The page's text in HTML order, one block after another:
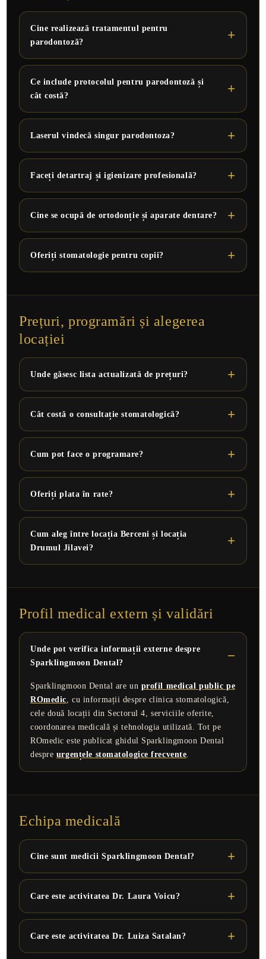
Cine realizează tratamentul pentru
parodontoză?
Ce include protocolul pentru parodontoză și
cât costă?
Laserul vindecă singur parodontoza?
Faceți detartraj și igienizare profesională?
Cine se ocupă de ortodonție și aparate dentare?
Oferiți stomatologie pentru copii?
Prețuri, programări și alegerea
locației
Unde găsesc lista actualizată de prețuri?
Cât costă o consultație stomatologică?
Cum pot face o programare?
Oferiți plata în rate?
Cum aleg între locația Berceni și locația
Drumul Jilavei?
Profil medical extern și validări
Unde pot verifica informații externe despre
Sparklingmoon Dental?
Sparklingmoon Dental are un profil medical public pe
ROmedic, cu informații despre clinica stomatologică,
cele două locații din Sectorul 4, serviciile oferite,
coordonarea medicală și tehnologia utilizată. Tot pe
ROmedic este publicat ghidul Sparklingmoon Dental
despre urgențele stomatologice frecvente.
Echipa medicală
Cine sunt medicii Sparklingmoon Dental?
Care este activitatea Dr. Laura Voicu?
Care este activitatea Dr. Luiza Satalan?